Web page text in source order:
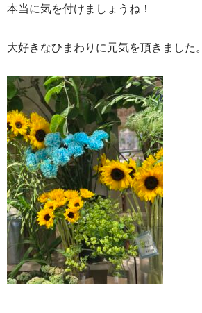
本当に気を付けましょうね！
大好きなひまわりに元気を頂きました。